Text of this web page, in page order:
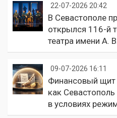
22-07-2026 20:42
В Севастополе
открылся 116-й
театра имени А.
09-07-2026 16:11
Финансовый
как
в условиях